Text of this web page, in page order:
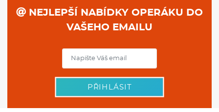
NEJLEPŠÍ NABÍDKY OPERÁKU DO
VAŠEHO EMAILU
PŘIHLÁSIT